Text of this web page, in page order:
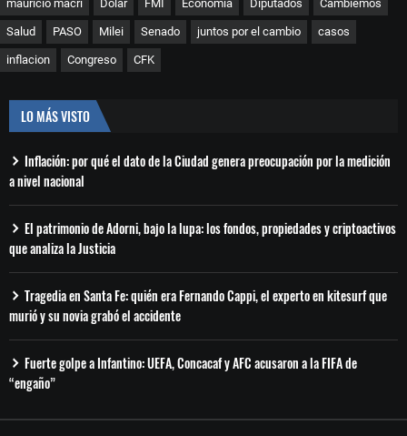
mauricio macri Dolar FMI Economia Diputados Cambiemos
Salud PASO Milei Senado juntos por el cambio casos
inflacion Congreso CFK
LO MÁS VISTO
Inflación: por qué el dato de la Ciudad genera preocupación por la medición
a nivel nacional
El patrimonio de Adorni, bajo la lupa: los fondos, propiedades y criptoactivos
que analiza la Justicia
Tragedia en Santa Fe: quién era Fernando Cappi, el experto en kitesurf que
murió y su novia grabó el accidente
Fuerte golpe a Infantino: UEFA, Concacaf y AFC acusaron a la FIFA de
“engaño”